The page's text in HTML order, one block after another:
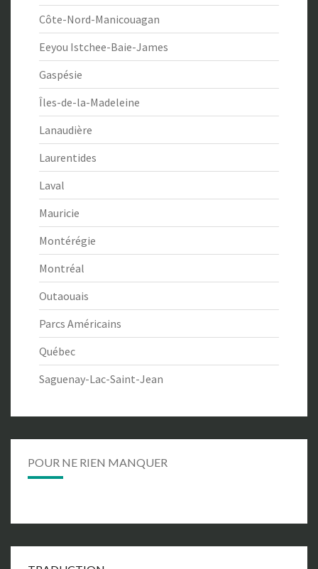
Côte-Nord-Manicouagan
Eeyou Istchee-Baie-James
Gaspésie
Îles-de-la-Madeleine
Lanaudière
Laurentides
Laval
Mauricie
Montérégie
Montréal
Outaouais
Parcs Américains
Québec
Saguenay-Lac-Saint-Jean
POUR NE RIEN MANQUER